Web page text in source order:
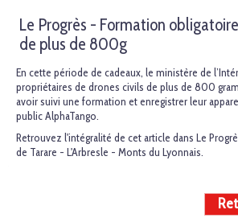
Le Progrès - Formation
de plus de 800g
En cette période de cadeaux, le ministère de
propriétaires de drones civils de plus de 800
avoir suivi une formation et enregistrer leur
public AlphaTango.
Retrouvez l'intégralité de cet article dans Le
de Tarare - L'Arbresle - Monts du Lyonnais.